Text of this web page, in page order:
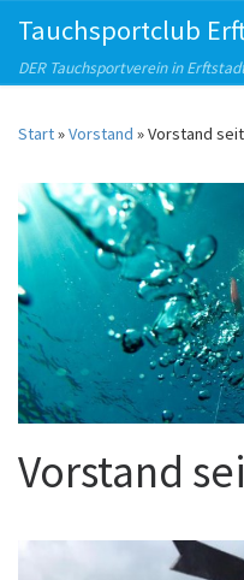
Zum Inhalt springen
Tauchsportclub
DER Tauchsportverein in
Start»Vorstand »Vorstand
Vorstand